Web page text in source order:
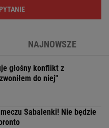
NAJNOWSZE
głośny konflikt z
do niej"
Sabalenki! Nie będzie